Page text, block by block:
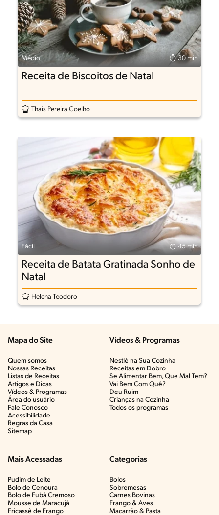
Médio 30 min
Receita de Biscoitos de Natal
Thais Pereira Coelho
Fácil 45 min
Receita de Batata Gratinada Sonho de
Natal
Helena Teodoro
Mapa do Site
Quem somos
Nossas Receitas
Listas de Receitas​
Artigos e Dicas​
Vídeos & Programas​
Área do usuário
Fale Conosco
Acessibilidade
Regras da Casa
Sitemap
Vídeos & Programas​
Nestlé na Sua Cozinha
Receitas em Dobro
Se Alimentar Bem, Que Mal Tem?​
Vai Bem Com Quê?​
Deu Ruim​
Crianças na Cozinha​
Todos os programas
Mais Acessadas
Pudim de Leite
Bolo de Cenoura
Bolo de Fubá Cremoso
Mousse de Maracujá
Fricassê de Frango
Categorias
Bolos
Sobremesas
Carnes Bovinas​
Frango & Aves​
Macarrão & Pasta​